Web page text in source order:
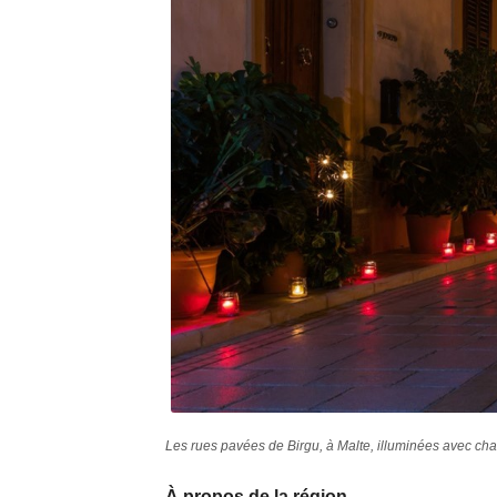
Les rues pavées de Birgu, à Malte, illuminées avec